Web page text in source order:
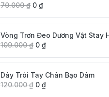
70.000₫ 0 ₫
Vòng Trơn Đeo Dương Vật Stay
109.000₫ 0 ₫
Dây Trói Tay Chân Bạo Dâm
120.000₫ 0 ₫